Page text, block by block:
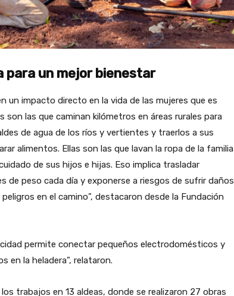
para un mejor bienestar
un impacto directo en la vida de las mujeres que es
son las que caminan kilómetros en áreas rurales para
de agua de los ríos y vertientes y traerlos a sus
alimentos. Ellas son las que lavan la ropa de la familia
de sus hijos e hijas. Eso implica trasladar
de peso cada día y exponerse a riesgos de sufrir daños
en el camino”, destacaron desde la Fundación
permite conectar pequeños electrodomésticos y
en la heladera”, relataron.
trabajos en 13 aldeas, donde se realizaron 27 obras